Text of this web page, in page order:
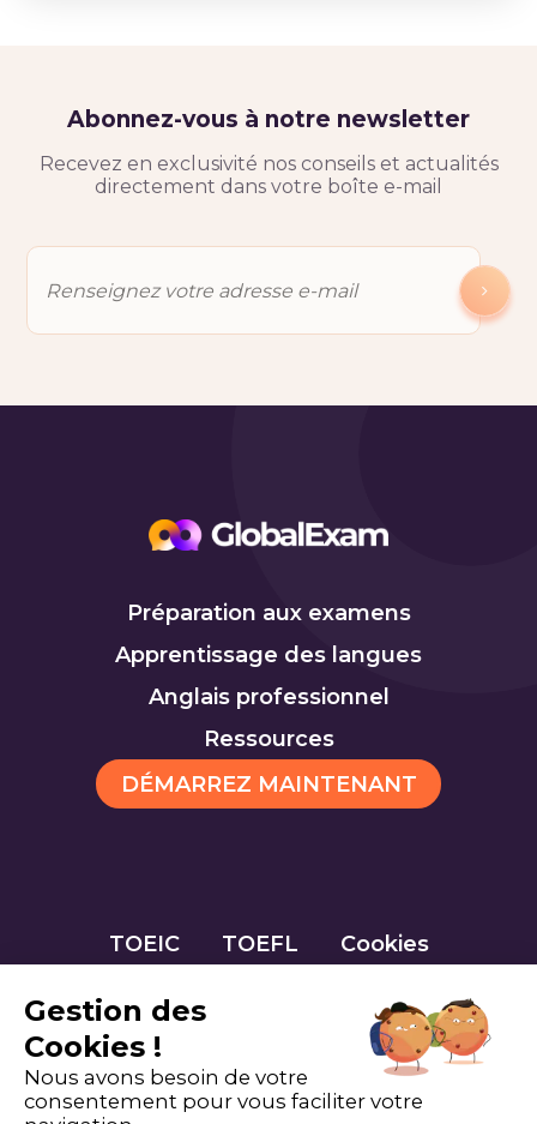
Abonnez-vous à notre newsletter
Recevez en exclusivité nos conseils et actualités
directement dans votre boîte e-mail
Préparation aux examens
Apprentissage des langues
Anglais professionnel
Ressources
DÉMARREZ MAINTENANT
TOEIC TOEFL Cookies
Gestion des
Cookies !
Nous avons besoin de votre
consentement pour vous faciliter votre